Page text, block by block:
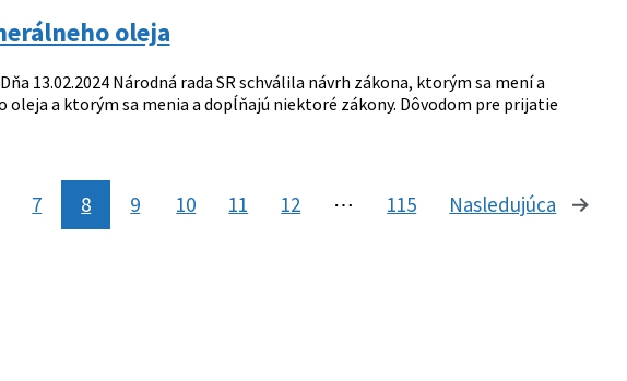
oleja
13.02.2024 Národná rada SR schválila návrh zákona, ktorým sa mení a
oleja a ktorým sa menia a dopĺňajú niektoré zákony. Dôvodom pre prijatie
7 8 9 10 11 12 ⋯ 115 Nasledujúca